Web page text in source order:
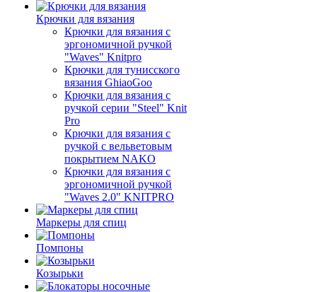
Крючки для вязания
Крючки для вязания с
эргономичной ручкой
"Waves" Knitpro
Крючки для тунисского
вязания GhiaoGoo
Крючки для вязания с
ручкой серии "Steel" Knit
Pro
Крючки для вязания с
ручкой с вельветовым
покрытием NAKO
Крючки для вязания с
эргономичной ручкой
"Waves 2.0" KNITPRO
Маркеры для спиц
Помпоны
Козырьки